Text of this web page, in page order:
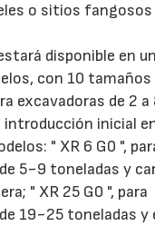
o sitios fangosos
disponible en
con 10 tamaños
excavadoras de 2 a
introducción inicial
" XR 6 G0 ",
5~9 toneladas y
" XR 25 G0 ", para
19~25 toneladas y